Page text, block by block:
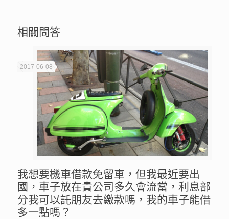
相關問答
2017-06-08
我想要機車借款免留車，但我最近要出
國，車子放在貴公司多久會流當，利息部
分我可以託朋友去繳款嗎，我的車子能借
多一點嗎？